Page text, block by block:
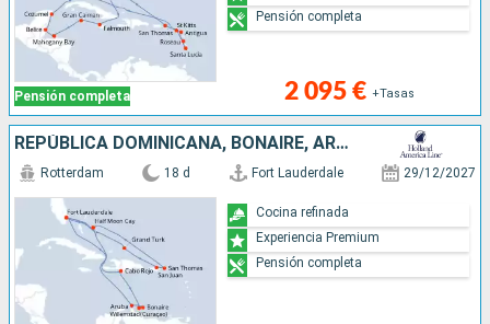
Pensión completa 2 095 € +Tasas
Pensión completa
REPÚBLICA DOMINICANA, BONAIRE, ARUBA, ESTADOS UNIDOS, ISLAS TURCAS Y CAICOS, PORTO RICO, SANTO TOMÁS, BAHAMAS
Rotterdam 18 d Fort Lauderdale 29/12/2027
Cocina refinada
Experiencia Premium
Pensión completa